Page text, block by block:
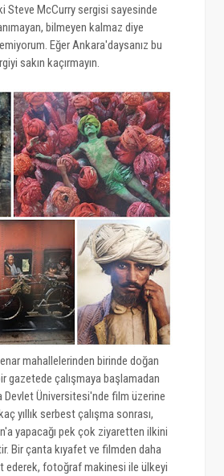
Steve McCurry sergisi sayesinde
bilmeyen kalmaz diye
Eğer Ankara'daysanız bu
sakın kaçırmayın.
mahallelerinden birinde doğan
gazetede çalışmaya başlamadan
Devlet Üniversitesi'nde film üzerine
yıllık serbest çalışma sonrası,
yapacağı pek çok ziyaretten ilkini
Bir çanta kıyafet ve filmden daha
ederek, fotoğraf makinesi ile ülkeyi